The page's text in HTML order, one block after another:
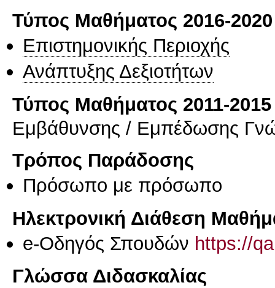
Τύπος Μαθήματος 2016-2020
Επιστημονικής Περιοχής
Ανάπτυξης Δεξιοτήτων
Τύπος Μαθήματος 2011-2015
Εμβάθυνσης / Εμπέδωσης
Τρόπος Παράδοσης
Πρόσωπο με πρόσωπο
Ηλεκτρονική Διάθεση
e-Οδηγός Σπουδών https://
Γλώσσα Διδασκαλίας